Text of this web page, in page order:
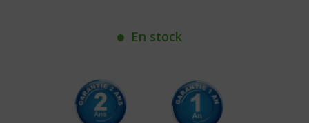
En stock